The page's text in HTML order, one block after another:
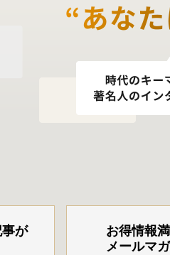
が
お得情報
メールマ